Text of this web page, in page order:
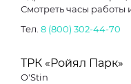
Смотреть часы работы
Тел. 8 (800) 302-44-70
ТРК «Ройял Парк»
O'Stin